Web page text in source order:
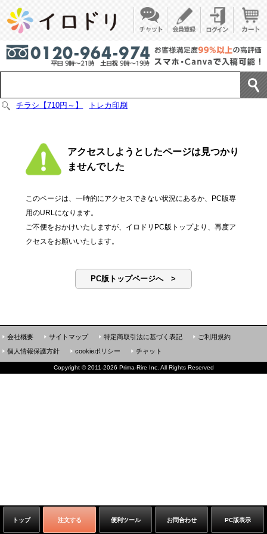
チラシ【710円～】 トレカ印刷
アクセスしようとしたページは見つかり
ませんでした
このページは、一時的にアクセスできない状況にあるか、PC版専
用のURLになります。
ご不便をおかけいたしますが、イロドリPC版トップより、再度ア
クセスをお願いいたします。
PC版トップページへ >
トップ 注文する 便利ツール お問合わせ PC版表示
会社概要 サイトマップ 特定商取引法に基づく表記
ご利用規約
個人情報保護方針
cookieポリシー チャット
Copyright ©2011-2026 Prima-Rire Inc. All Rights Reserved